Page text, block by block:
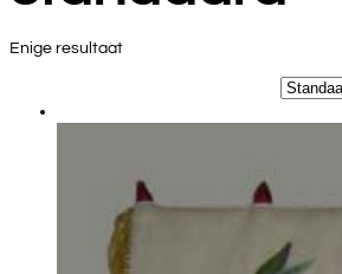
Enige resultaat